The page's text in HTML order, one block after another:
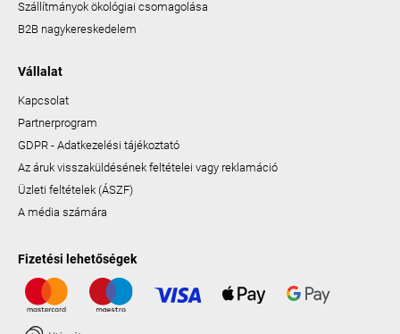
Szállítmányok ökológiai csomagolása
B2B nagykereskedelem
Vállalat
Kapcsolat
Partnerprogram
GDPR - Adatkezelési tájékoztató
Az áruk visszaküldésének feltételei vagy reklamáció
Üzleti feltételek (ÁSZF)
A média számára
Fizetési lehetőségek